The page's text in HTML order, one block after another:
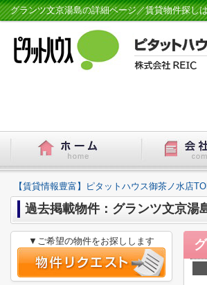
グランツ文京湯島の詳細ページ／賃貸物件探し
【賃貸情報豊富】ピタットハウス御茶ノ水店
過去掲載物件：グランツ文京湯
▼ご希望の物件をお探しします